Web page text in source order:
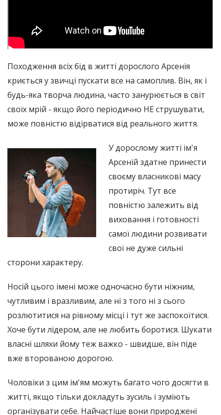
Походження всіх бід в житті дорослого Арсенія
криється у звичці пускати все на самоплив. Він, як і
будь-яка творча людина, часто занурюється в світ
своїх мрій - якщо його періодично НЕ струшувати,
може повністю відірватися від реального життя.
У дорослому житті ім'я
Арсеній здатне принести
своєму власникові масу
протиріч. Тут все
повністю залежить від
виховання і готовності
самої людини розвивати
свої не дуже сильні
сторони характеру.
Носій цього імені може одночасно бути ніжним,
чутливим і вразливим, але ні з того ні з сього
розлютитися на рівному місці і тут же заспокоїтися.
Хоче бути лідером, але не любить боротися. Шукати
власні шляхи йому теж важко - швидше, він піде
вже второваною дорогою.
Чоловіки з цим ім'ям можуть багато чого досягти в
житті, якщо тільки докладуть зусиль і зуміють
організувати себе. Найчастіше вони природжені